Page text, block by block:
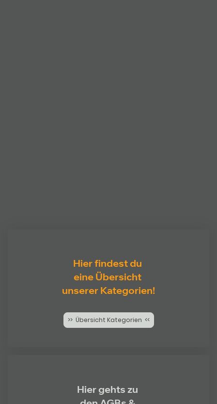
Hier findest du
eine Übersicht
unserer Kategorien!
>> Übersicht Kategorien <<
Hier gehts zu